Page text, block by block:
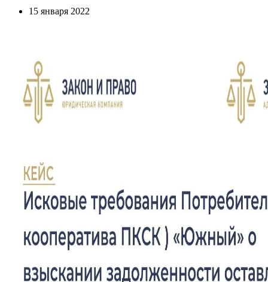
15 января 2022